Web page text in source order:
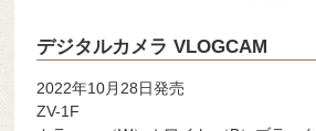
デジタルカメラ VLOGCAM
2022年10月28日発売
ZV-1F